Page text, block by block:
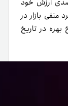
اتریوم نیز با کاهش ۷۲درصدی ارزش خود
منفی بازار در
بهره در تاریخ